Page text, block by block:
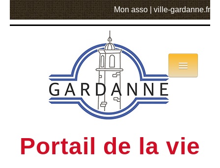
Mon asso ville-gardanne.fr
Portail de la vie
Annuaire
Actualités
MVA